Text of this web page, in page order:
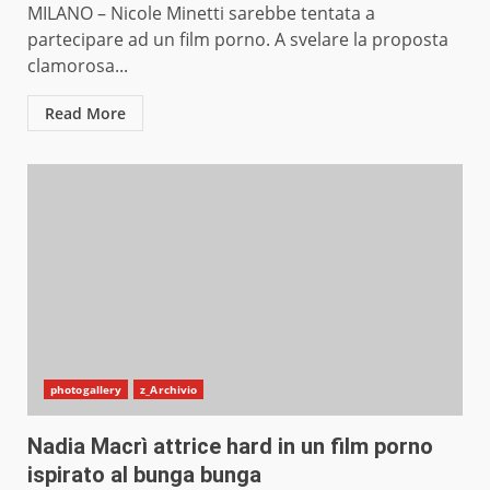
MILANO – Nicole Minetti sarebbe tentata a
partecipare ad un film porno. A svelare la proposta
clamorosa...
Read More
photogallery z_Archivio
Nadia Macrì attrice hard in un film porno
ispirato al bunga bunga